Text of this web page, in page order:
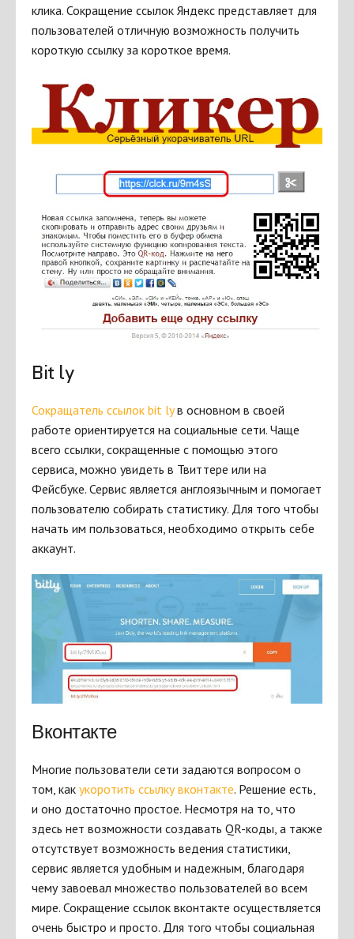
клика. Сокращение ссылок Яндекс представляет для
пользователей отличную возможность получить
короткую ссылку за короткое время.
Bit ly
Сокращатель ссылок bit lyв основном в своей
работе ориентируется на социальные сети. Чаще
всего ссылки, сокращенные с помощью этого
сервиса, можно увидеть в Твиттере или на
Фейсбуке. Сервис является англоязычным и помогает
пользователю собирать статистику. Для того чтобы
начать им пользоваться, необходимо открыть себе
аккаунт.
Вконтакте
Многие пользователи сети задаются вопросом о
том, как укоротить ссылку вконтакте. Решение есть,
и оно достаточно простое. Несмотря на то, что
здесь нет возможности создавать QR-коды, а также
отсутствует возможность ведения статистики,
сервис является удобным и надежным, благодаря
чему завоевал множество пользователей во всем
мире. Сокращение ссылок вконтакте осуществляется
очень быстро и просто. Для того чтобы социальная